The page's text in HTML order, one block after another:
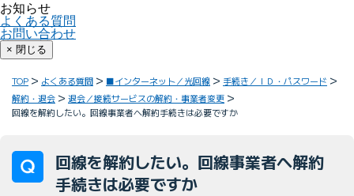
お知らせ
よくある質問
お問い合わせ
× 閉じる
TOP よくある質問 ■インターネット／光回線
手続き／ＩＤ・パスワード
解約・退会
退会／接続サービスの解約・事業者変更
回線を解約したい。回線事業者へ解約手続きは必要ですか
回線を解約したい。回線事業者へ解約
手続きは必要ですか